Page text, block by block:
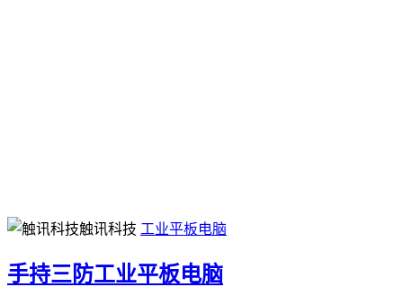
触讯科技 工业平板电脑
手持三防工业平板电脑